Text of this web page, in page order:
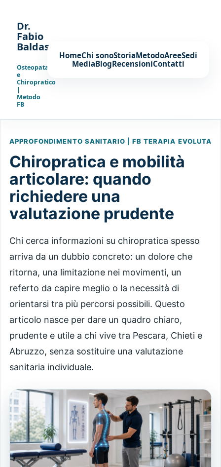
Dr.
Fabio
Baldassarre
Osteopata
e
Chiropratico
|
Metodo
FB
HomeChi sonoStoriaMetodoAreeSedi
MediaBlogRecensioniContatti
APPROFONDIMENTO SANITARIO | FB TERAPIA EVOLUTA
Chiropratica e mobilità
articolare: quando
richiedere una
valutazione prudente
Chi cerca informazioni su chiropratica spesso
arriva da un dubbio concreto: un dolore che
ritorna, una limitazione nei movimenti, un
referto da capire meglio o la necessità di
orientarsi tra più percorsi possibili. Questo
articolo nasce per dare un quadro chiaro,
prudente e utile a chi vive tra Pescara, Chieti e
Abruzzo, senza sostituire una valutazione
sanitaria individuale.